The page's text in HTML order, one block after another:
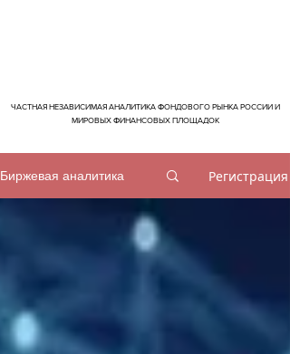
ЧАСТНАЯ НЕЗАВИСИМАЯ АНАЛИТИКА ФОНДОВОГО РЫНКА РОССИИ И
МИРОВЫХ ФИНАНСОВЫХ ПЛОЩАДОК
Биржевая аналитика Регистрация